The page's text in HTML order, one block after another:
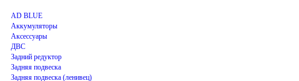
AD BLUE
Аккумуляторы
Аксессуары
ДВС
Задний редуктор
Задняя подвеска
Задняя подвеска (ленивец)